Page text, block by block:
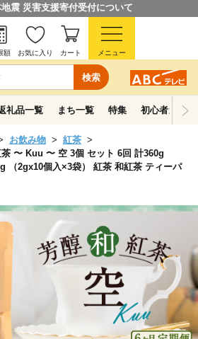
震 災害支援寄付受付について
検索
額 お気に入り カート メニュー
礼品一覧 まち一覧 特集 初心者ガイド
お飲み物
紅茶
茶 〜 Kuu 〜 空 3個 セット 6回 計360g
（2gx10個入×3袋） 紅茶 和紅茶 ティーパ